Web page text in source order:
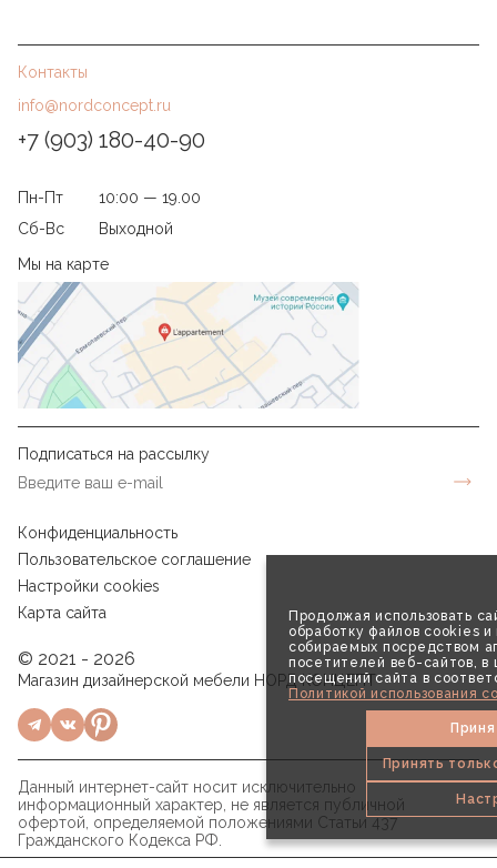
Продолжая использовать
обработку файлов cookies и
собираемых посредством
посетителей веб-сайтов, в
посещений сайта в
Политикой использования
Принять
Контакты
info@nordconcept.ru
+7 (903) 180-40-90
Пн-Пт
10:00 — 19.00
Сб-Вс
Выходной
Мы на карте
Подписаться на рассылку
Конфиденциальность
Пользовательское соглашение
Настройки cookies
Карта сайта
© 2021 - 2026
Магазин дизайнерской мебели НОРД КОНЦЕПТ
Данный интернет-сайт носит исключительно
информационный характер, не является публичной
офертой, определяемой положениями Статьи 437
Гражданского Кодекса РФ.